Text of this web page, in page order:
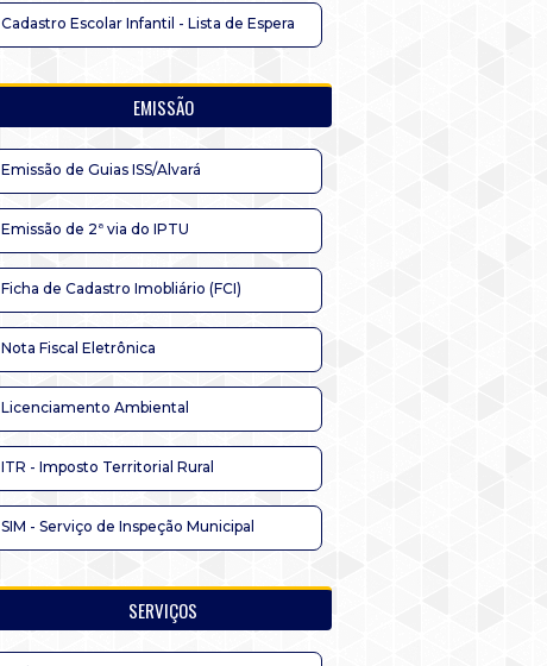
Cadastro Escolar Infantil - Lista de Espera
EMISSÃO
Emissão de Guias ISS/Alvará
Emissão de 2ª via do IPTU
Ficha de Cadastro Imobliário (FCI)
Nota Fiscal Eletrônica
Licenciamento Ambiental
ITR - Imposto Territorial Rural
SIM - Serviço de Inspeção Municipal
SERVIÇOS